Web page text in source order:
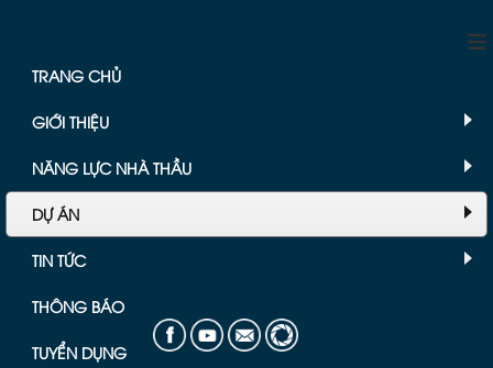
≡
TRANG CHỦ
GIỚI THIỆU
NĂNG LỰC NHÀ THẦU
DỰ ÁN
TIN TỨC
THÔNG BÁO
TUYỂN DỤNG